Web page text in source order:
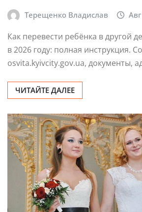
Терещенко Владислав
Как перевести ребёнка в другой
в 2026 году: полная инструкция.
osvita.kyivcity.gov.ua, документы,
ЧИТАЙТЕ ДАЛЕЕ